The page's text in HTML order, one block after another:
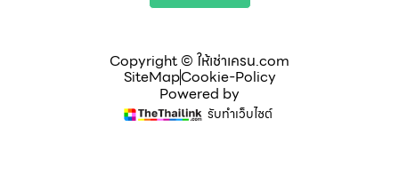
Copyright © ให้เช่าเครน.com
SiteMapCookie-Policy
Powered by
รับทำเว็บไซต์